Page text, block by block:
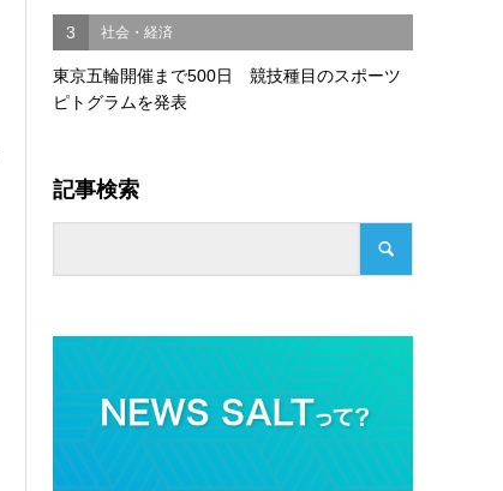
3 社会・経済
東京五輪開催まで500日 競技種目のスポーツ
ピトグラムを発表
記事検索